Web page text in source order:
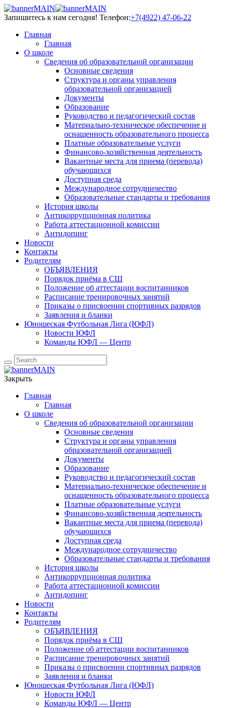
Запишитесь к нам сегодня! Телефон:+7(4922) 47-06-22
Главная
Главная
О школе
Сведения об образовательной организации
Основные сведения
Структура и органы управления
образовательной организацией
Документы
Образование
Руководство и педагогический состав
Материально-техническое обеспечение и
оснащенность образовательного процесса
Платные образовательные услуги
Финансово-хозяйственная деятельность
Вакантные места для приема (перевода)
обучающихся
Доступная среда
Международное сотрудничество
Образовательные стандарты и требования
История школы
Антикоррупционная политика
Работа аттестационной комиссии
Антидопинг
Новости
Контакты
Родителям
ОБЪЯВЛЕНИЯ
Порядок приёма в СШ
Положение об аттестации воспитанников
Расписание тренировочных занятий
Приказы о присвоении спортивных разрядов
Заявления и бланки
Юношеская Футбольная Лига (ЮФЛ)
Новости ЮФЛ
Команды ЮФЛ — Центр
Закрыть
Главная
Главная
О школе
Сведения об образовательной организации
Основные сведения
Структура и органы управления
образовательной организацией
Документы
Образование
Руководство и педагогический состав
Материально-техническое обеспечение и
оснащенность образовательного процесса
Платные образовательные услуги
Финансово-хозяйственная деятельность
Вакантные места для приема (перевода)
обучающихся
Доступная среда
Международное сотрудничество
Образовательные стандарты и требования
История школы
Антикоррупционная политика
Работа аттестационной комиссии
Антидопинг
Новости
Контакты
Родителям
ОБЪЯВЛЕНИЯ
Порядок приёма в СШ
Положение об аттестации воспитанников
Расписание тренировочных занятий
Приказы о присвоении спортивных разрядов
Заявления и бланки
Юношеская Футбольная Лига (ЮФЛ)
Новости ЮФЛ
Команды ЮФЛ — Центр